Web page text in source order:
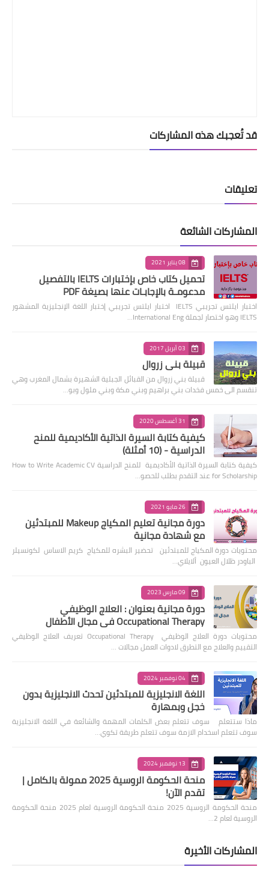
قد تُعجبك هذه المشاركات
تعليقات
المشاركات الشائعة
08 يناير 2021
تحميل كتاب خاص بإختبارات IELTS بالتفصيل
مدعومـة بالإجابـات عنها بصيغة PDF
اختبار ايلتس تجريبي IELTS اختبار ايلتس تجريبي إختبار اللغة الإنجليزية المشهور
IELTS وهو اختصار لجملة International Eng…
03 أبريل 2017
قبيلة بني زروال
قبيلة بني زروال من القبائل الجبلية الشهيرة بشمال المغرب وهي
تنقسم الى خمس فخدات بني براهيم وبني مكة وبني ملول وبو…
31 أغسطس 2020
كيفية كتابة السيرة الذاتية الأكاديمية للمنح
الدراسية - (10 أمثلة)
كيفية كتابة السيرة الذاتية الأكاديمية للمنح الدراسية How to Write Academic CV
for Scholarship عند التقدم بطلب للحصو…
26 مايو 2021
دورة مجانية تعليم المكياج Makeup للمبتدئين
مع شهادة مجانية
محتويات دورة المكياج للمبتدئين تحضير البشره للمكياج كريم الاساس لكونسيلر
الباودر ظلال العيون ألايلاي…
09 مارس 2023
دورة مجانية بعنوان : العلاج الوظيفي
Occupational Therapy في مجال الأطفال
محتويات دورة العلاج الوظيفي Occupational Therapy تعريف العلاج الوظيفي
التقييم والعلاج مع التطرق لادوات العمل مجالات …
04 نوفمبر 2024
اللغة الانجليزية للمبتدئين تحدث الانجليزية بدون
خجل وبمهارة
ماذا ستتعلم سوف تتعلم بعض الكلمات المهمة والشائعة في اللغة الانجليزية
سوف تتعلم اسخدام الازمة سوف تتعلم طريقة تكوي…
13 نوفمبر 2024
منحة الحكومة الروسية 2025 ممولة بالكامل |
تقدم الآن!
منحة الحكومة الروسية 2025 منحة الحكومة الروسية لعام 2025 منحة الحكومة
الروسية لعام 2…
المشاركات الأخيرة